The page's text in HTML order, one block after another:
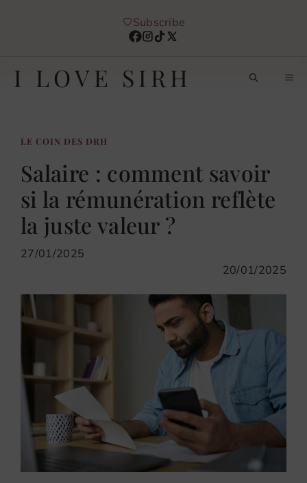
Subscribe
I LOVE SIRH
LE COIN DES DRH
Salaire : comment savoir
si la rémunération reflète
la juste valeur ?
27/01/2025
20/01/2025